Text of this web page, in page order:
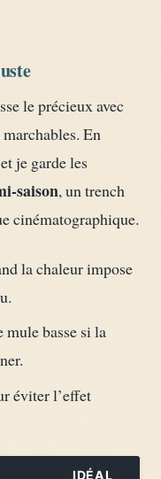
le précieux avec
marchables. En
je garde les
saison, un trench
cinématographique.
la chaleur impose
mule basse si la
éviter l’effet
IDÉAL